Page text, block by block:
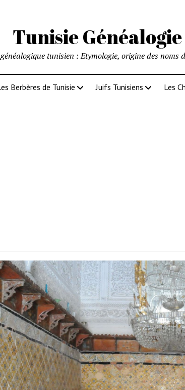
Tunisie Généalogie
tunisien : Etymologie, origine des noms
Berbères de Tunisie Juifs Tunisiens Les